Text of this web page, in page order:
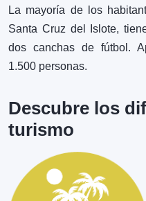
La mayoría de los
Santa Cruz del Islote,
dos canchas de fútbol.
1.500 personas.
Descubre los
turismo